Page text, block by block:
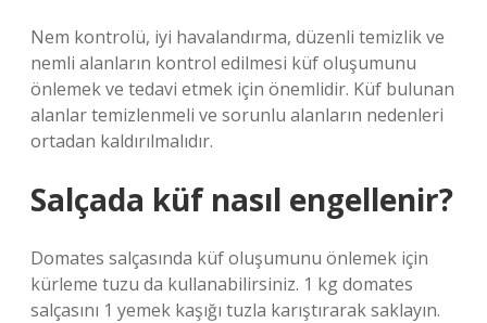
Nem kontrolü, iyi havalandırma, düzenli temizlik ve
nemli alanların kontrol edilmesi küf oluşumunu
önlemek ve tedavi etmek için önemlidir. Küf bulunan
alanlar temizlenmeli ve sorunlu alanların nedenleri
ortadan kaldırılmalıdır.
Salçada küf nasıl engellenir?
Domates salçasında küf oluşumunu önlemek için
kürleme tuzu da kullanabilirsiniz. 1 kg domates
salçasını 1 yemek kaşığı tuzla karıştırarak saklayın.